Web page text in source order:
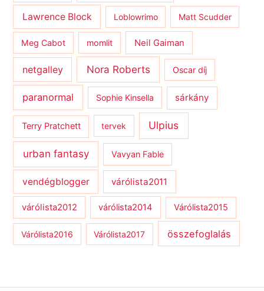
Lawrence Block Loblowrimo Matt Scudder
Meg Cabot momlit Neil Gaiman
netgalley Nora Roberts Oscar díj
paranormal Sophie Kinsella sárkány
Terry Pratchett tervek Ulpius
urban fantasy Vavyan Fable
vendégblogger várólista2011
várólista2012 várólista2014 Várólista2015
Várólista2016 Várólista2017 összefoglalás